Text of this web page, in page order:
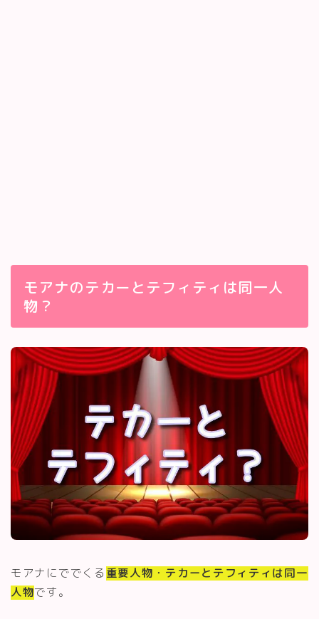
モアナのテカーとテフィティは同一人
物？
モアナにででくる 重要人物・テカーとテフィティは同一
人物です。